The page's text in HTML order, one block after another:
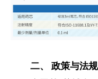
二、 政策与法